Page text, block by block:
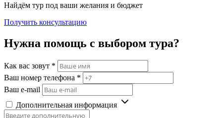
Найдём тур под ваши желания и бюджет
Получить консультацию
Нужна помощь с выбором тура?
Как вас зовут *
Ваш номер телефона *
Ваш e-mail
Дополнительная информация